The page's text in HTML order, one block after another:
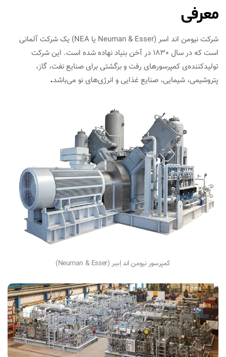
معرفی
شرکت نیومن اند اسر (Neuman & Esser یا NEA) یک شرکت آلمانی
است که در سال 1830 در آخن بنیاد نهاده شده است. این شرکت
تولیدکننده‌ی کمپرسورهای رفت و برگشتی برای صنایع نفت،‌ گاز،
پتروشیمی، شیمایی، صنایع غذایی و انرژی‌های نو می‌باشد.
کمپرسور نیومن اند اِسِر (Neuman & Esser)